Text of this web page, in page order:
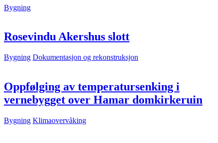
Bygning
Rosevindu Akershus slott
Bygning Dokumentasjon og rekonstruksjon
Oppfølging av temperatursenking i
vernebygget over Hamar domkirkeruin
Bygning Klimaovervåking